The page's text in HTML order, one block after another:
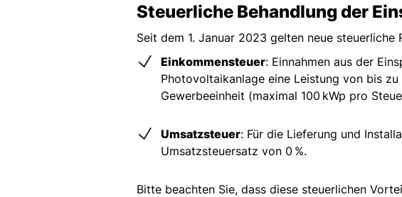
Steuerliche Behandlung der
Seit dem 1. Januar 2023 gelten neue
Einkommensteuer: Einnahmen aus der
Photovoltaikanlage eine Leistung von bis
Gewerbeeinheit (maximal 100 kWp pro
Umsatzsteuer: Für die Lieferung und
Umsatzsteuersatz von 0 %.
Bitte beachten Sie, dass diese steuerlichen